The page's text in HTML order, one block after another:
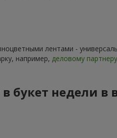
лентами -
например, деловому партнеру
букет недели в